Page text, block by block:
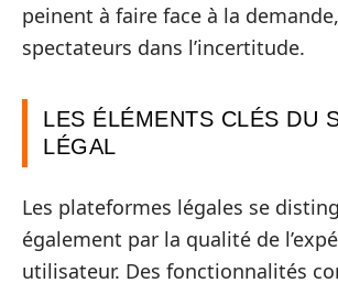
peinent à faire face à la
spectateurs dans l’incertitude.
LES ÉLÉMENTS CLÉS DU
LÉGAL
Les plateformes légales se
également par la qualité de
utilisateur. Des fonctionnalités